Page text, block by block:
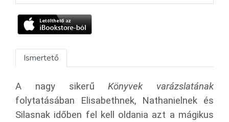
Ismertető
A nagy sikerűKönyvek varázslatának
folytatásában Elisabethnek, Nathanielnek és
Silasnak időben fel kell oldania azt a mágikus